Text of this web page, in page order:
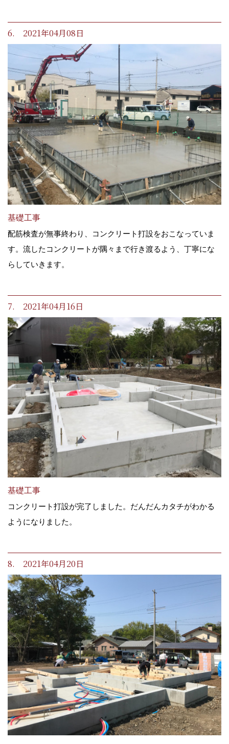
6. 2021年04月08日
基礎工事
配筋検査が無事終わり、コンクリート打設をおこなっていま
す。流したコンクリートが隅々まで行き渡るよう、丁寧にな
らしていきます。
7. 2021年04月16日
基礎工事
コンクリート打設が完了しました。だんだんカタチがわかる
ようになりました。
8. 2021年04月20日